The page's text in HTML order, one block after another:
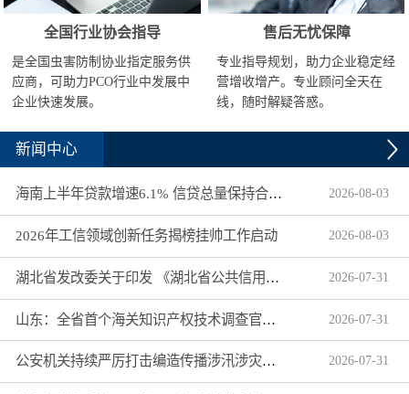
全国行业协会指导
是全国虫害防制协业指定服务供
应商，可助力PCO行业中发展中
企业快速发展。
售后无忧保障
专业指导规划，助力企业稳定经
营增收增产。专业顾问全天在
线，随时解疑答惑。
新闻中心
海南上半年贷款增速6.1% 信贷总量保持合理平稳增长 2026-08-03
2026年工信领域创新任务揭榜挂帅工作启动 2026-08-03
湖北省发改委关于印发 《湖北省公共信用信息目录（2026年版）》的通知 2026-07-31
山东：全省首个海关知识产权技术调查官制度落地济南自贸片区 2026-07-31
公安机关持续严厉打击编造传播涉汛涉灾网络谣言 2026-07-31